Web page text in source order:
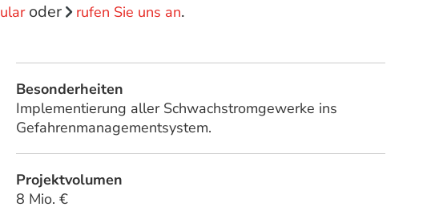
oder rufen Sie uns an.
Besonderheiten
Implementierung aller Schwachstromgewerke ins
Gefahrenmanagementsystem.
Projektvolumen
8 Mio. €